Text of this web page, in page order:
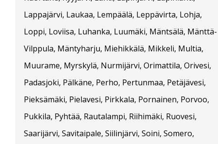
Lappajärvi, Laukaa, Lempäälä, Leppävirta, Lohja,
Loppi, Loviisa, Luhanka, Luumäki, Mäntsälä, Mänttä-
Vilppula, Mäntyharju, Miehikkälä, Mikkeli, Multia,
Muurame, Myrskylä, Nurmijärvi, Orimattila, Orivesi,
Padasjoki, Pälkäne, Perho, Pertunmaa, Petäjävesi,
Pieksämäki, Pielavesi, Pirkkala, Pornainen, Porvoo,
Pukkila, Pyhtää, Rautalampi, Riihimäki, Ruovesi,
Saarijärvi, Savitaipale, Siilinjärvi, Soini, Somero,